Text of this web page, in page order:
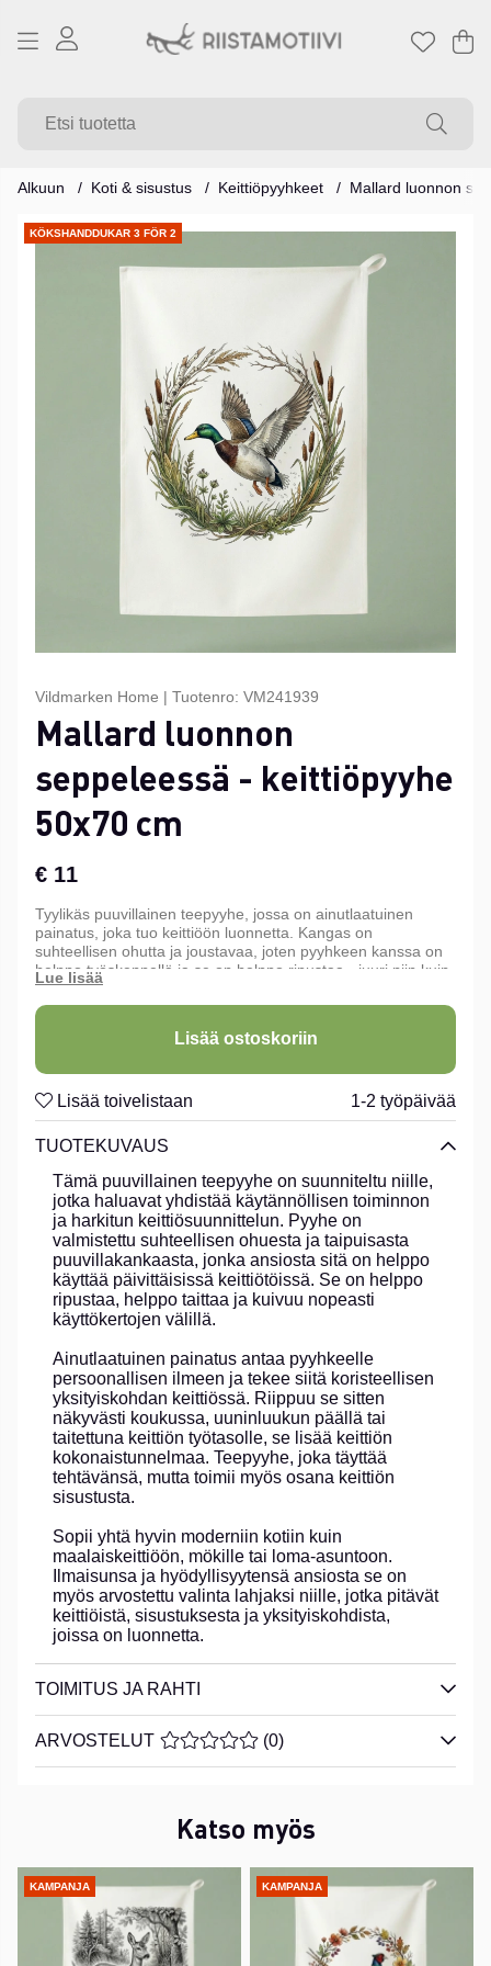
.
Alkuun Koti & sisustus Keittiöpyyhkeet Mallard luonnon
KÖKSHANDDUKAR 3 FÖR 2
Tuotekuvat
Vildmarken Home | Tuotenro: VM241939
Mallard luonnon
seppeleessä - keittiöpyyhe
50x70 cm
€ 11
Tyylikäs puuvillainen teepyyhe, jossa on ainutlaatuinen
painatus, joka tuo keittiöön luonnetta. Kangas on
suhteellisen ohutta ja joustavaa, joten pyyhkeen kanssa on
helppo työskennellä ja se on helppo ripustaa - juuri niin kuin
hyvän teepyyhkeen kuuluukin olla.
Lisää ostoskoriin
Lisää toivelistaan 1-2 työpäivää
TUOTEKUVAUS
Tämä puuvillainen teepyyhe on suunniteltu niille,
jotka haluavat yhdistää käytännöllisen toiminnon
ja harkitun keittiösuunnittelun. Pyyhe on
valmistettu suhteellisen ohuesta ja taipuisasta
puuvillakankaasta, jonka ansiosta sitä on helppo
käyttää päivittäisissä keittiötöissä. Se on helppo
ripustaa, helppo taittaa ja kuivuu nopeasti
käyttökertojen välillä.
Ainutlaatuinen painatus antaa pyyhkeelle
persoonallisen ilmeen ja tekee siitä koristeellisen
yksityiskohdan keittiössä. Riippuu se sitten
näkyvästi koukussa, uuninluukun päällä tai
taitettuna keittiön työtasolle, se lisää keittiön
kokonaistunnelmaa. Teepyyhe, joka täyttää
tehtävänsä, mutta toimii myös osana keittiön
sisustusta.
Sopii yhtä hyvin moderniin kotiin kuin
maalaiskeittiöön, mökille tai loma-asuntoon.
Ilmaisunsa ja hyödyllisyytensä ansiosta se on
myös arvostettu valinta lahjaksi niille, jotka pitävät
keittiöistä, sisustuksesta ja yksityiskohdista,
joissa on luonnetta.
TOIMITUS JA RAHTI
ARVOSTELUT KESKIARVOLUOKITUS 0 / 5
(0)
Katso myös
KAMPANJA KAMPANJA